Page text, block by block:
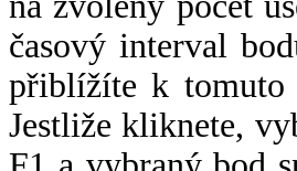
časový interval
přiblížíte k tomuto
Jestliže kliknete,